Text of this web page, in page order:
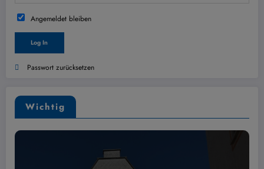
Angemeldet bleiben
Passwort zurücksetzen
Wichtig